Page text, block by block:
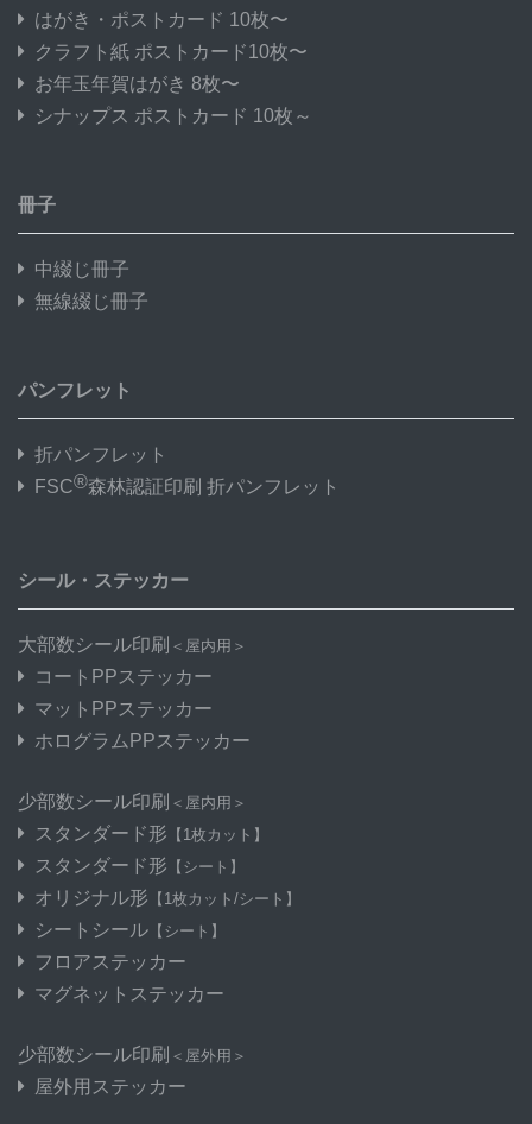
はがき・ポストカード 10枚〜
クラフト紙 ポストカード10枚〜
お年玉年賀はがき 8枚〜
シナップス ポストカード 10枚～
冊子
中綴じ冊子
無線綴じ冊子
パンフレット
折パンフレット
FSC®森林認証印刷 折パンフレット
シール・ステッカー
大部数シール印刷 ＜屋内用＞
コートPPステッカー
マットPPステッカー
ホログラムPPステッカー
少部数シール印刷 ＜屋内用＞
スタンダード形 【1枚カット】
スタンダード形 【シート】
オリジナル形 【1枚カット/シート】
シートシール 【シート】
フロアステッカー
マグネットステッカー
少部数シール印刷 ＜屋外用＞
屋外用ステッカー